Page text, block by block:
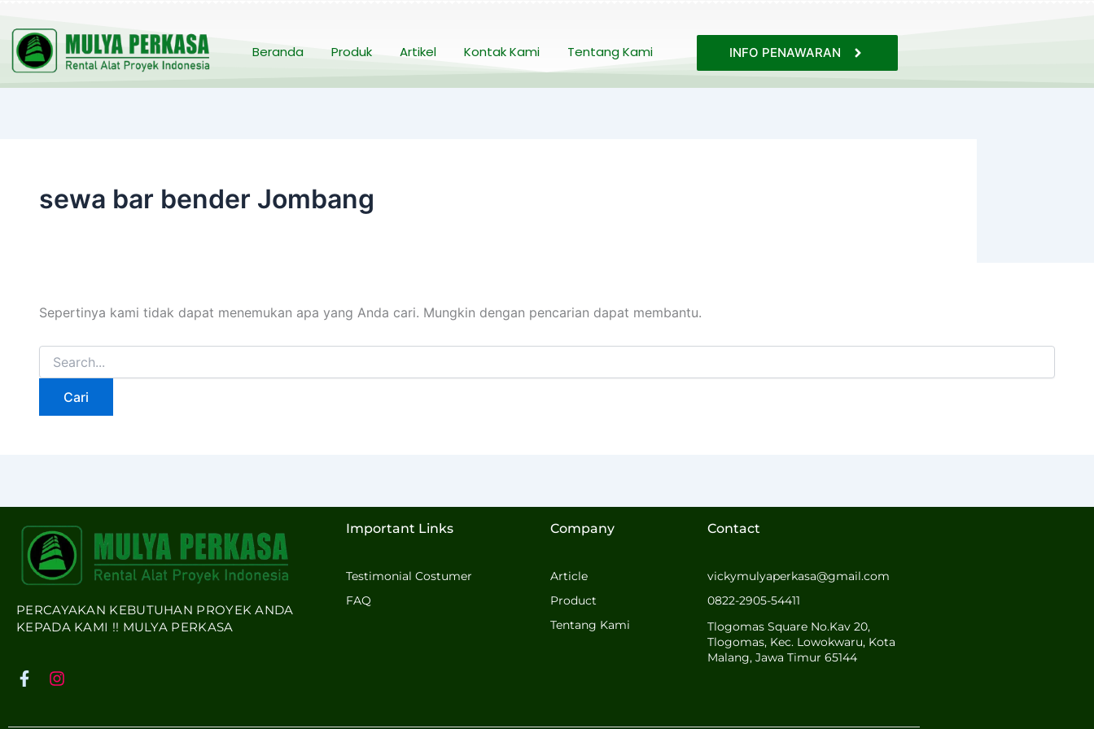
Beranda Produk Artikel Kontak Kami Tentang Kami INFO PENAWARAN
sewa bar bender Jombang
Sepertinya kami tidak dapat menemukan apa yang Anda cari. Mungkin dengan pencarian dapat membantu.
PERCAYAKAN KEBUTUHAN PROYEK ANDA
KEPADA KAMI !! MULYA PERKASA
F
I
Important Links
Testimonial Costumer
FAQ
Company
Article
Product
Tentang Kami
Contact
vickymulyaperkasa@gmail.com
0822-2905-54411
Tlogomas Square No.Kav 20,
Tlogomas, Kec. Lowokwaru, Kota
Malang, Jawa Timur 65144